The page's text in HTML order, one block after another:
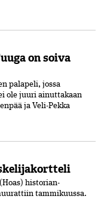
on soiva
palapeli, jossa
ole juuri ainuttakaan
ja Veli-Pekka
historian­
tammikuussa.